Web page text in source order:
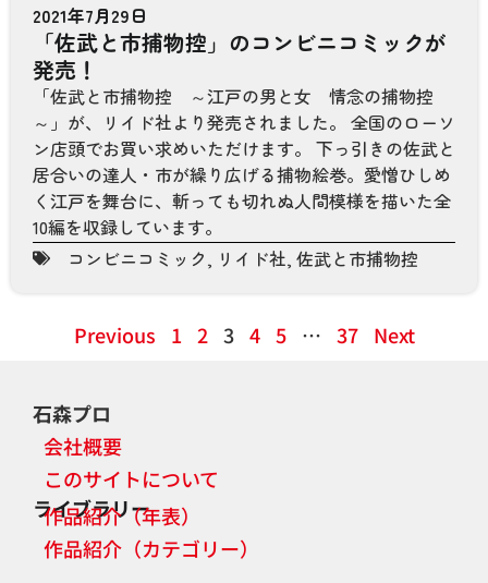
2021年7月29日
「佐武と市捕物控」のコンビニコミックが
発売！
「佐武と市捕物控 ～江戸の男と女 情念の捕物控
～」が、リイド社より発売されました。 全国のローソ
ン店頭でお買い求めいただけます。 下っ引きの佐武と
居合いの達人・市が繰り広げる捕物絵巻。愛憎ひしめ
く江戸を舞台に、斬っても切れぬ人間模様を描いた全
10編を収録しています。
コンビニコミック, リイド社, 佐武と市捕物控
Previous 1 2 3 4 5 … 37 Next
石森プロ
会社概要
このサイトについて
ライブラリー
作品紹介（年表）
作品紹介（カテゴリー）